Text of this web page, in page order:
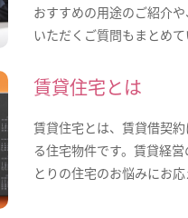
おすすめの用途のご紹介
いただくご質問もまとめて
賃貸住宅とは
賃貸住宅とは、賃貸借契
る住宅物件です。賃貸経
とりの住宅のお悩みにお応